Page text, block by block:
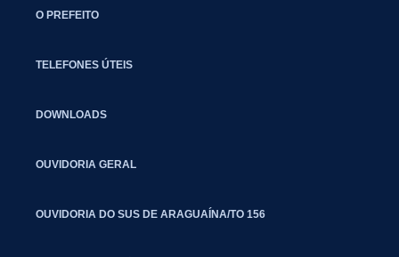
O PREFEITO
TELEFONES ÚTEIS
DOWNLOADS
OUVIDORIA GERAL
OUVIDORIA DO SUS DE ARAGUAÍNA/TO 156